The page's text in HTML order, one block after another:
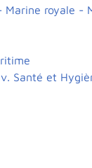
Marine royale -
Santé et